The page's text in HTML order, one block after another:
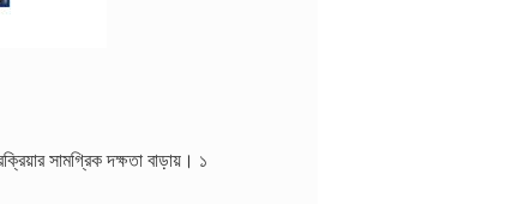
সামগ্রিক দক্ষতা বাড়ায়। ১